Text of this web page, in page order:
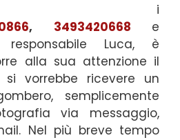
i
, 3493420668
e
Luca,
è
alla sua attenzione il
vorrebbe ricevere un
semplicemente
via messaggio,
Nel più breve tempo